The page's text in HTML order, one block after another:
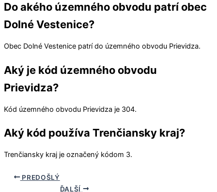
Do akého územného obvodu patrí obec
Dolné Vestenice?
Obec Dolné Vestenice patrí do územného obvodu Prievidza.
Aký je kód územného obvodu
Prievidza?
Kód územného obvodu Prievidza je 304.
Aký kód používa Trenčiansky kraj?
Trenčiansky kraj je označený kódom 3.
PREDOŠLÝ
ĎALŠÍ